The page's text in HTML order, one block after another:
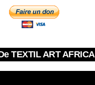
TEXTIL ART AFRICA